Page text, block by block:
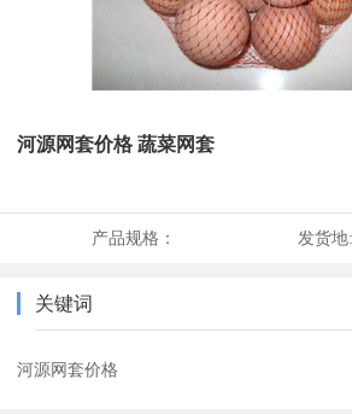
河源网套价格 蔬菜网套
产品规格： 发货地:
关键词
河源网套价格